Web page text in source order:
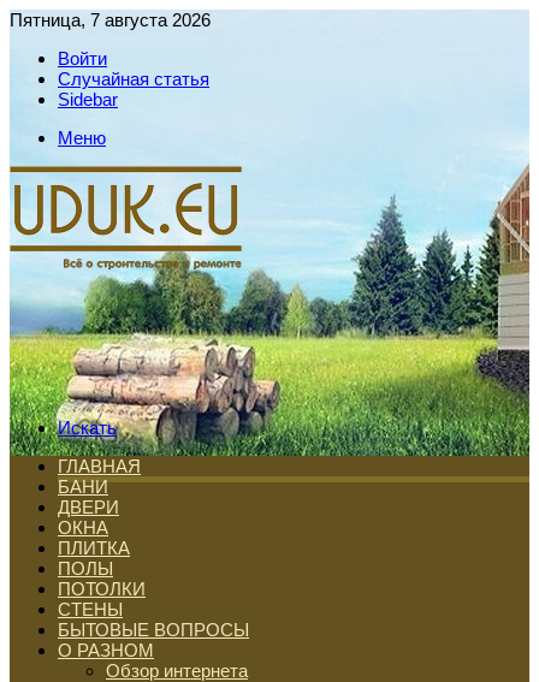
Пятница, 7 августа 2026
Войти
Случайная статья
Sidebar
Меню
Искать
ГЛАВНАЯ
БАНИ
ДВЕРИ
ОКНА
ПЛИТКА
ПОЛЫ
ПОТОЛКИ
СТЕНЫ
БЫТОВЫЕ ВОПРОСЫ
О РАЗНОМ
Обзор интернета